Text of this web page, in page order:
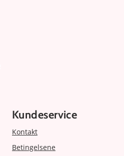
Kundeservice
Kontakt
Betingelsene